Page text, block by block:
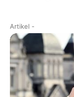
Artikel -